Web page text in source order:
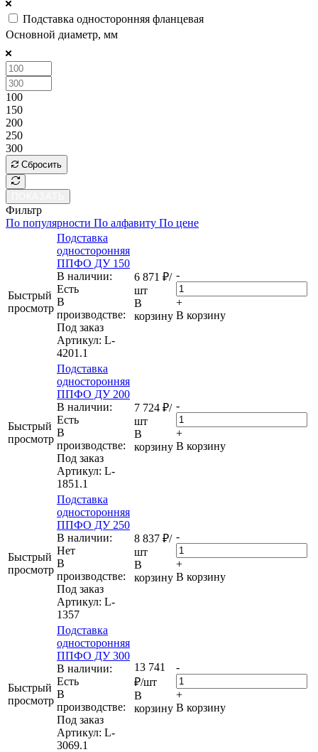
Подставка односторонняя фланцевая
Основной диаметр, мм
100
150
200
250
300
Сбросить
Фильтр
По популярности По алфавиту По цене
Быстрый
просмотр
Подставка
односторонняя
ППФО ДУ 150
В наличии:
Eсть
В
производстве:
Под заказ
Артикул: L-
4201.1
6 871 ₽/
шт
В
корзину
-
+
В корзину
Быстрый
просмотр
Подставка
односторонняя
ППФО ДУ 200
В наличии:
Eсть
В
производстве:
Под заказ
Артикул: L-
1851.1
7 724 ₽/
шт
В
корзину
-
+
В корзину
Быстрый
просмотр
Подставка
односторонняя
ППФО ДУ 250
В наличии:
Нет
В
производстве:
Под заказ
Артикул: L-
1357
8 837 ₽/
шт
В
корзину
-
+
В корзину
Быстрый
просмотр
Подставка
односторонняя
ППФО ДУ 300
В наличии:
Eсть
В
производстве:
Под заказ
Артикул: L-
3069.1
13 741
₽/шт
В
корзину
-
+
В корзину